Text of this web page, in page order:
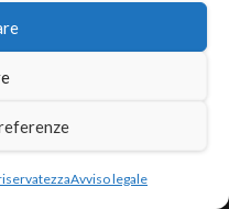
Avviso legale
Terrazza BB